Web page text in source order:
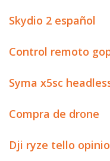
Skydio 2 español
Control remoto
Syma x5sc
Compra de drone
Dji ryze tello